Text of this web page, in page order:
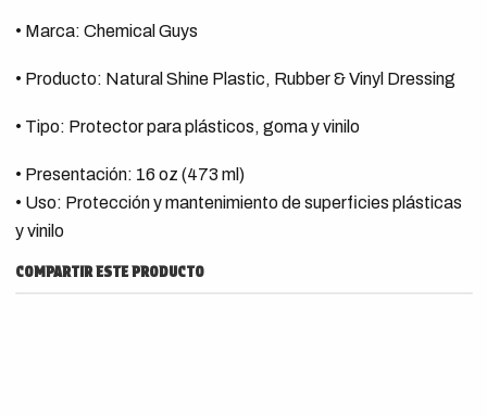
• Marca: Chemical Guys
• Producto: Natural Shine Plastic, Rubber & Vinyl Dressing
• Tipo: Protector para plásticos, goma y vinilo
• Presentación: 16 oz (473 ml)
• Uso: Protección y mantenimiento de superficies plásticas
y vinilo
COMPARTIR ESTE PRODUCTO